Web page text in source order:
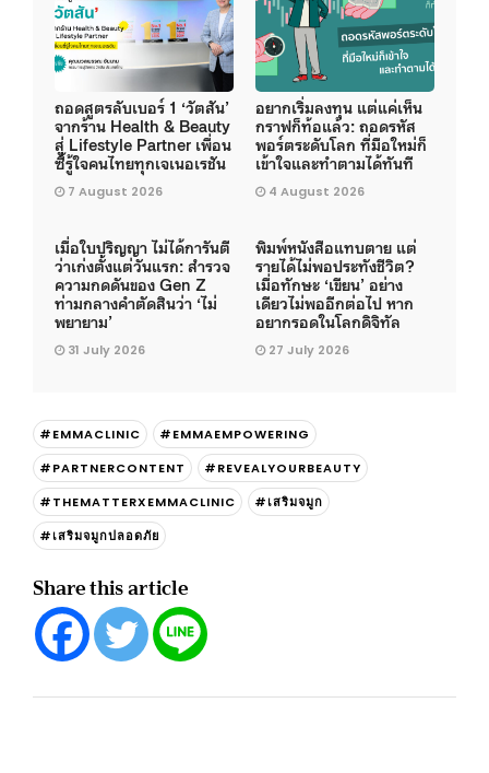
ถอดสูตรลับเบอร์ 1 ‘วัตสัน’
จากร้าน Health & Beauty
สู่ Lifestyle Partner เพื่อน
ซี้รู้ใจคนไทยทุกเจเนอเรชัน
7 August 2026
อยากเริ่มลงทุน แต่แค่เห็น
กราฟก็ท้อแล้ว: ถอดรหัส
พอร์ตระดับโลก ที่มือใหม่ก็
เข้าใจและทำตามได้ทันที
4 August 2026
เมื่อใบปริญญา ไม่ได้การันตี
ว่าเก่งตั้งแต่วันแรก: สำรวจ
ความกดดันของ Gen Z
ท่ามกลางคำตัดสินว่า ‘ไม่
พยายาม’
31 July 2026
พิมพ์หนังสือแทบตาย แต่
รายได้ไม่พอประทังชีวิต?
เมื่อทักษะ ‘เขียน’ อย่าง
เดียวไม่พออีกต่อไป หาก
อยากรอดในโลกดิจิทัล
27 July 2026
#EMMACLINIC
#EMMAEMPOWERING
#PARTNERCONTENT
#REVEALYOURBEAUTY
#THEMATTERXEMMACLINIC
#เสริมจมูก
#เสริมจมูกปลอดภัย
Share this article